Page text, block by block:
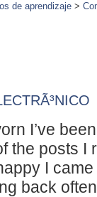
de aprendizaje >
I’ve
the posts I
I
back